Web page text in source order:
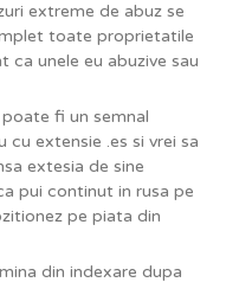
extreme de abuz se
toate proprietatile
ca unele eu abuzive sau
fi un semnal
extensie .es si vrei sa
extesia de sine
pui continut in rusa pe
pe piata din
din indexare dupa